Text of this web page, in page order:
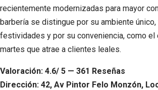
recientemente modernizadas para mayor
barbería se distingue por su ambiente
festividades y por su conveniencia, como
martes que atrae a clientes leales.
Valoración: 4.6/ 5 — 361 Reseñas
Dirección: 42, Av Pintor Felo Monzón,